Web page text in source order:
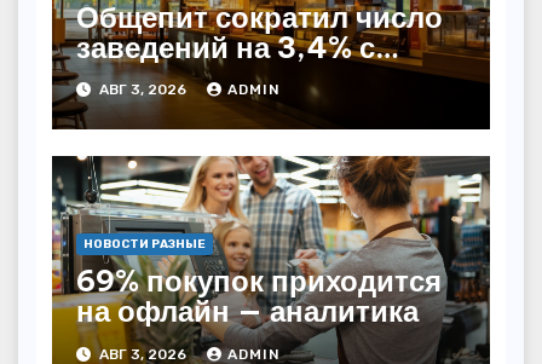
Общепит сократил число
заведений на 3,4% с
начала года — INFOLine
АВГ 3, 2026 ADMIN
НОВОСТИ РАЗНЫЕ
69% покупок приходится
на офлайн — аналитика
АВГ 3, 2026 ADMIN